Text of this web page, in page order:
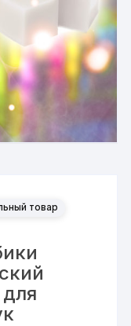
товар